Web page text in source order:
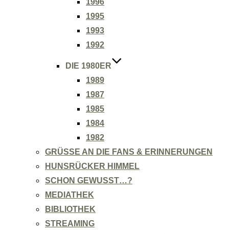
1996
1995
1993
1992
DIE 1980ER
1989
1987
1985
1984
1982
GRÜSSE AN DIE FANS & ERINNERUNGEN
HUNSRÜCKER HIMMEL
SCHON GEWUSST…?
MEDIATHEK
BIBLIOTHEK
STREAMING